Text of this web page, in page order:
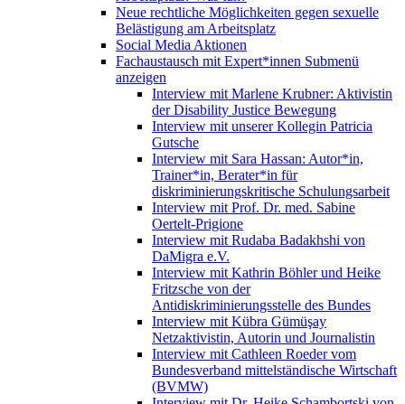
Neue rechtliche Möglichkeiten gegen sexuelle
Belästigung am Arbeitsplatz
Social Media Aktionen
Fachaustausch mit Expert*innen Submenü
anzeigen
Interview mit Marlene Krubner: Aktivistin
der Disability Justice Bewegung
Interview mit unserer Kollegin Patricia
Gutsche
Interview mit Sara Hassan: Autor*in,
Trainer*in, Berater*in für
diskriminierungskritische Schulungsarbeit
Interview mit Prof. Dr. med. Sabine
Oertelt-Prigione
Interview mit Rudaba Badakhshi von
DaMigra e.V.
Interview mit Kathrin Böhler und Heike
Fritzsche von der
Antidiskriminierungsstelle des Bundes
Interview mit Kübra Gümüşay
Netzaktivistin, Autorin und Journalistin
Interview mit Cathleen Roeder vom
Bundesverband mittelständische Wirtschaft
(BVMW)